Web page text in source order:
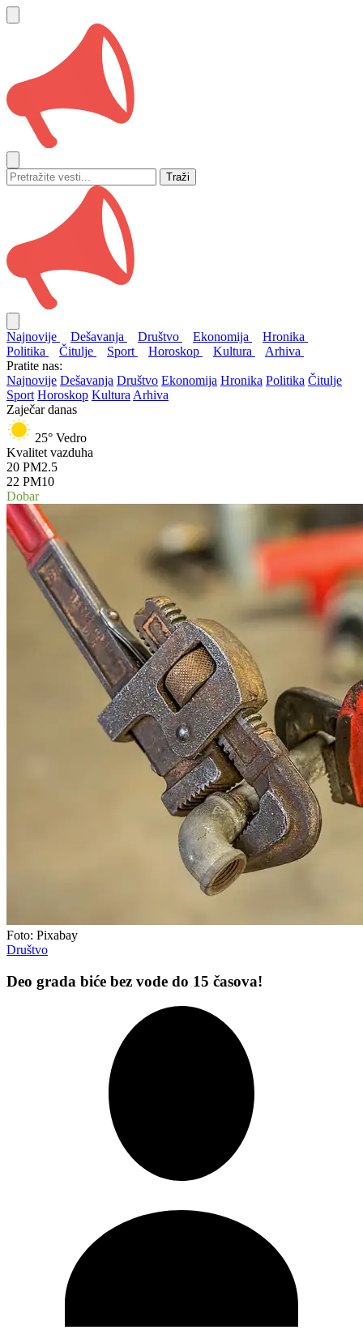
Traži
Najnovije Dešavanja Društvo Ekonomija
Hronika
Politika
Čitulje Sport Horoskop Kultura
Arhiva
Pratite nas:
Najnovije Dešavanja Društvo Ekonomija Hronika Politika Čitulje
Sport Horoskop Kultura Arhiva
Zaječar danas
25° Vedro
Kvalitet vazduha
20 PM2.5
22 PM10
Dobar
Foto: Pixabay
Društvo
Deo grada biće bez vode do 15 časova!